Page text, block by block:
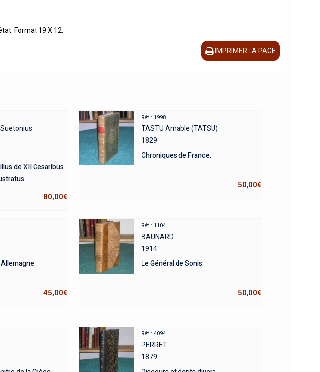
Format 19 X 12.
IMPRIMER LA PAGE
Suetonius
de XII Cesaribus
80,00€
Réf : 1998
TASTU Amable (TATSU)
1829
Chroniques de France.
50,00€
45,00€
Réf : 1104
BAUNARD
1914
Le Général de Sonis.
50,00€
Réf : 4094
PERRET
1879